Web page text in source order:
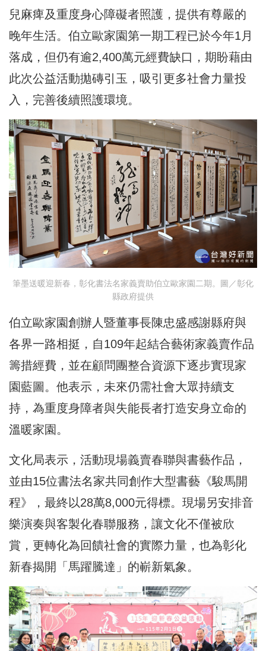
兒麻痺及重度身心障礙者照護，提供有尊嚴的
晚年生活。伯立歐家園第一期工程已於今年1月
落成，但仍有逾2,400萬元經費缺口，期盼藉由
此次公益活動拋磚引玉，吸引更多社會力量投
入，完善後續照護環境。
筆墨送暖迎新春，彰化書法名家義賣助伯立歐家園二期。圖／彰化
縣政府提供
伯立歐家園創辦人暨董事長陳忠盛感謝縣府與
各界一路相挺，自109年起結合藝術家義賣作品
籌措經費，並在顧問團整合資源下逐步實現家
園藍圖。他表示，未來仍需社會大眾持續支
持，為重度身障者與失能長者打造安身立命的
溫暖家園。
文化局表示，活動現場義賣春聯與書藝作品，
並由15位書法名家共同創作大型書藝《駿馬開
程》，最終以28萬8,000元得標。現場另安排音
樂演奏與客製化春聯服務，讓文化不僅被欣
賞，更轉化為回饋社會的實際力量，也為彰化
新春揭開「馬躍騰達」的嶄新氣象。